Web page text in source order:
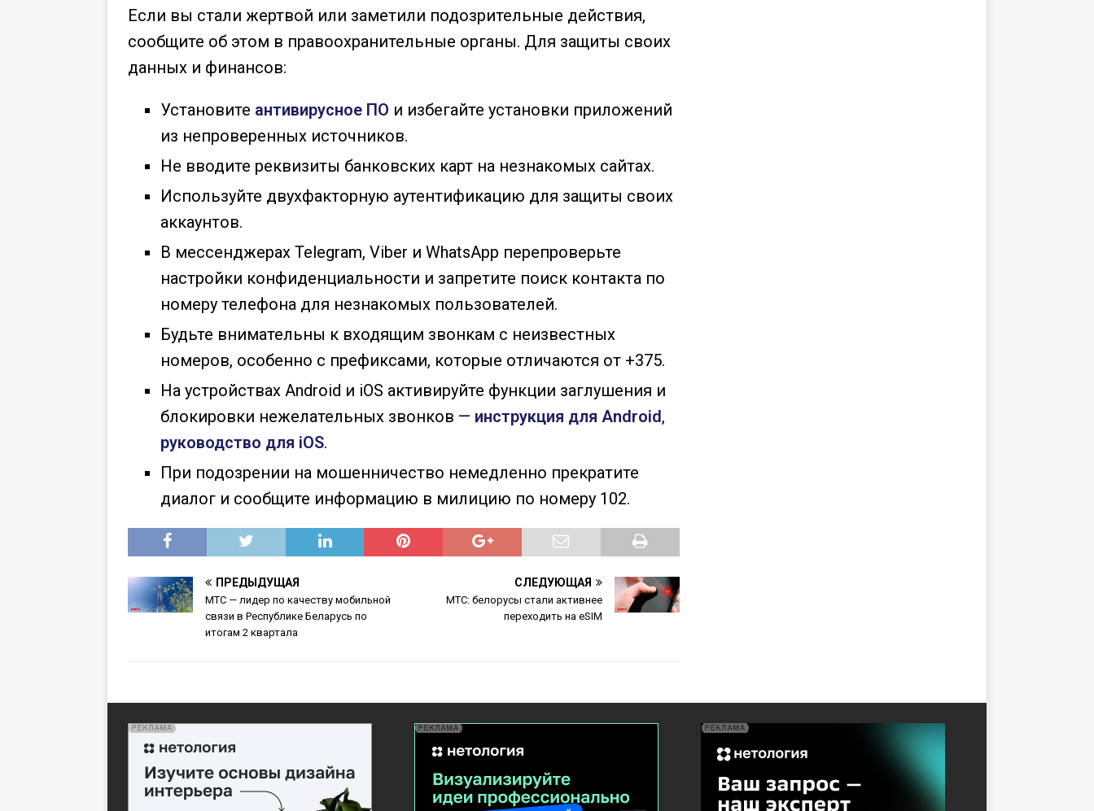
Если вы стали жертвой или заметили подозрительные действия,
сообщите об этом в правоохранительные органы. Для защиты своих
данных и финансов:
Установите антивирусное ПО и избегайте установки приложений
из непроверенных источников.
Не вводите реквизиты банковских карт на незнакомых сайтах.
Используйте двухфакторную аутентификацию для защиты своих
аккаунтов.
В мессенджерах Telegram, Viber и WhatsApp перепроверьте
настройки конфиденциальности и запретите поиск контакта по
номеру телефона для незнакомых пользователей.
Будьте внимательны к входящим звонкам с неизвестных
номеров, особенно с префиксами, которые отличаются от +375.
На устройствах Android и iOS активируйте функции заглушения и
блокировки нежелательных звонков — инструкция для Android,
руководство для iOS.
При подозрении на мошенничество немедленно прекратите
диалог и сообщите информацию в милицию по номеру 102.
ПРЕДЫДУЩАЯ
МТС — лидер по качеству мобильной
связи в Республике Беларусь по
итогам 2 квартала
СЛЕДУЮЩАЯ
МТС: белорусы стали активнее
переходить на eSIM